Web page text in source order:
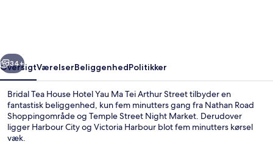
Tei
Arthur
Street
Næste
34+
OversigtVærelserBeliggenhedPolitikker
Bridal Tea House Hotel Yau Ma Tei Arthur Street tilbyder en
fantastisk beliggenhed, kun fem minutters gang fra Nathan Road
Shoppingområde og Temple Street Night Market. Derudover
ligger Harbour City og Victoria Harbour blot fem minutters kørsel
væk.